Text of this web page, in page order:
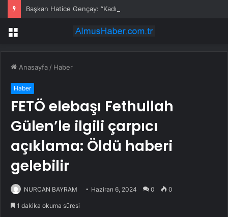
Menü
Anasayfa / Haber
Haber
FETÖ elebaşı Fethullah
Gülen’le ilgili çarpıcı
açıklama: Öldü haberi
gelebilir
NURCAN BAYRAM Haziran 6, 2024 0 0
1 dakika okuma süresi